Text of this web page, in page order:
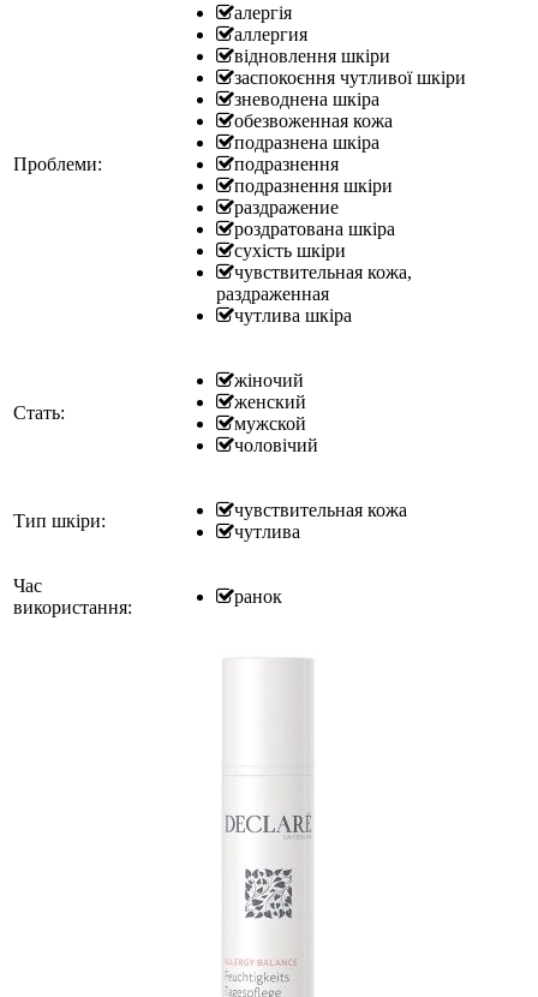
Проблеми:
алергія
аллергия
відновлення шкіри
заспокоєння чутливої шкіри
зневоднена шкіра
обезвоженная кожа
подразнена шкіра
подразнення
подразнення шкіри
раздражение
роздратована шкіра
сухість шкіри
чувствительная кожа,
раздраженная
чутлива шкіра
Стать:
жіночий
женский
мужской
чоловічий
Тип шкіри:
чувствительная кожа
чутлива
Час
використання:
ранок